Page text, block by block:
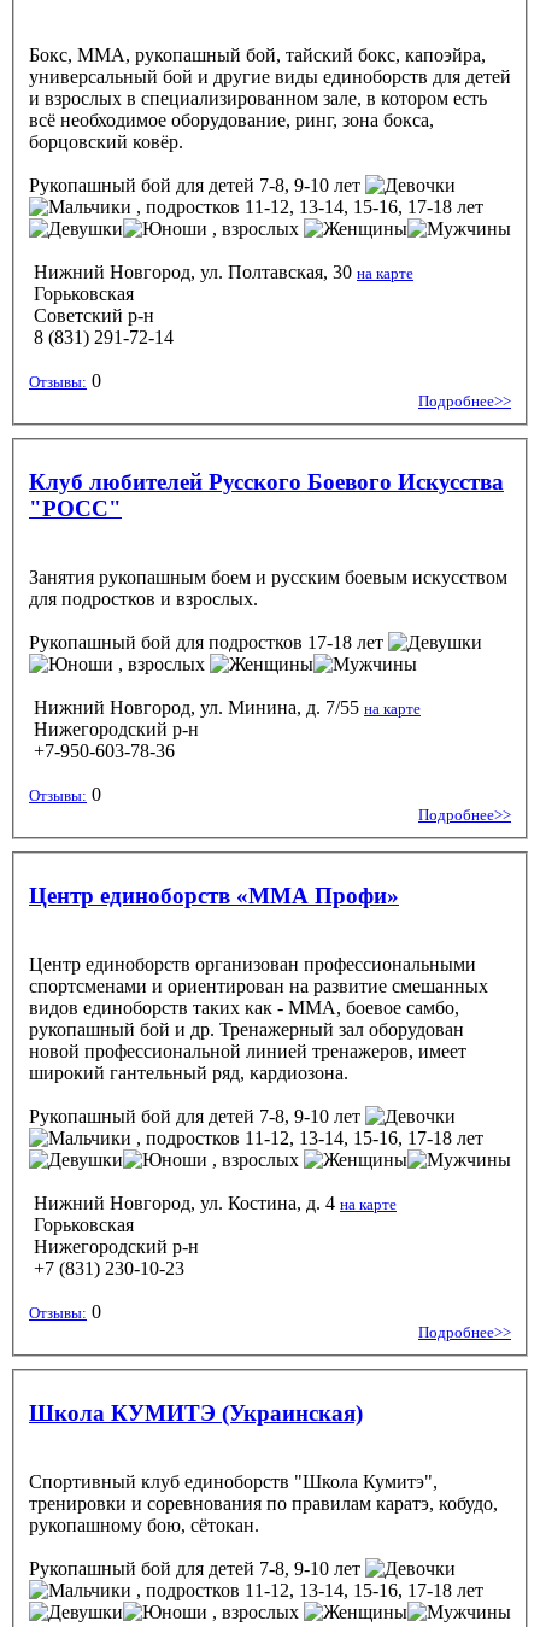
Бокс, MMA, рукопашный бой, тайский бокс, капоэйра,
универсальный бой и другие виды единоборств для детей
и взрослых в специализированном зале, в котором есть
всё необходимое оборудование, ринг, зона бокса,
борцовский ковёр.
Рукопашный бой для детей 7-8, 9-10 лет
, подростков 11-12, 13-14, 15-16, 17-18 лет
, взрослых
Нижний Новгород, ул. Полтавская, 30 на карте
Горьковская
Советский р-н
8 (831) 291-72-14
Отзывы: 0
Подробнее>>
Клуб любителей Русского Боевого Искусства
"РОСС"
Занятия рукопашным боем и русским боевым искусством
для подростков и взрослых.
Рукопашный бой для подростков 17-18 лет
, взрослых
Нижний Новгород, ул. Минина, д. 7/55 на карте
Нижегородский р-н
+7-950-603-78-36
Отзывы: 0
Подробнее>>
Центр единоборств «ММА Профи»
Центр единоборств организован профессиональными
спортсменами и ориентирован на развитие смешанных
видов единоборств таких как - ММА, боевое самбо,
рукопашный бой и др. Тренажерный зал оборудован
новой профессиональной линией тренажеров, имеет
широкий гантельный ряд, кардиозона.
Рукопашный бой для детей 7-8, 9-10 лет
, подростков 11-12, 13-14, 15-16, 17-18 лет
, взрослых
Нижний Новгород, ул. Костина, д. 4 на карте
Горьковская
Нижегородский р-н
+7 (831) 230-10-23
Отзывы: 0
Подробнее>>
Школа КУМИТЭ (Украинская)
Спортивный клуб единоборств "Школа Кумитэ",
тренировки и соревнования по правилам каратэ, кобудо,
рукопашному бою, сётокан.
Рукопашный бой для детей 7-8, 9-10 лет
, подростков 11-12, 13-14, 15-16, 17-18 лет
, взрослых